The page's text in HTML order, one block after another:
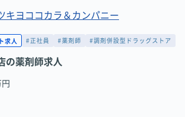
キヨココカラ＆カンパニー
求人 #正社員 #薬剤師 #調剤併設型ドラッグストア
の薬剤師求人